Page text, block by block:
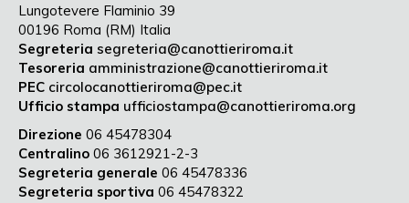
Lungotevere Flaminio 39
00196 Roma (RM) Italia
Segreteria segreteria@canottieriroma.it
Tesoreria amministrazione@canottieriroma.it
PEC circolocanottieriroma@pec.it
Ufficio stampa ufficiostampa@canottieriroma.org
Direzione 06 45478304
Centralino 06 3612921-2-3
Segreteria generale 06 45478336
Segreteria sportiva 06 45478322